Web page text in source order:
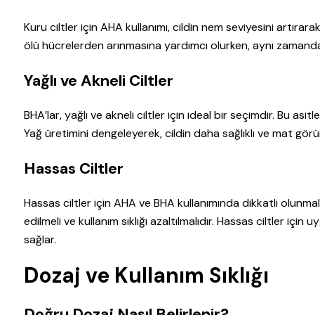
Kuru ciltler için AHA kullanımı, cildin nem seviyesini
ölü hücrelerden arınmasına yardımcı olurken, aynı
Yağlı ve Akneli Ciltler
BHA’lar, yağlı ve akneli ciltler için ideal bir seçimdir. Bu
Yağ üretimini dengeleyerek, cildin daha sağlıklı ve mat
Hassas Ciltler
Hassas ciltler için AHA ve BHA kullanımında dikkatli
edilmeli ve kullanım sıklığı azaltılmalıdır. Hassas ciltler
sağlar.
Dozaj ve Kullanım Sıklığı